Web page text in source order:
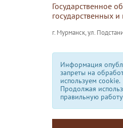
Государственное
государственных
г. Мурманск, ул.
Информация
запреты на
используем сookie.
Продолжая
правильную